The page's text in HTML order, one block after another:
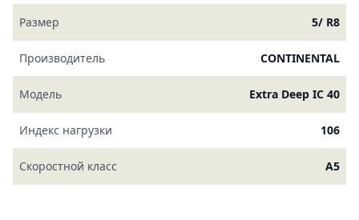
Размер 5/ R8
Производитель CONTINENTAL
Модель Extra Deep IC 40
Индекс нагрузки 106
Скоростной класс A5